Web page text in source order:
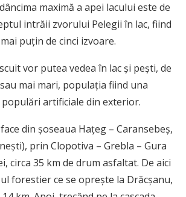
maximă a apei lacului este de
intrăii zvorului Pelegii în lac, fiind
puțin de cinci izvoare.
vor putea vedea în lac și pești, de
mai mari, populația fiind una
artificiale din exterior.
din șoseaua Hațeg – Caransebeș,
prin Clopotiva – Grebla – Gura
circa 35 km de drum asfaltat. De aici
forestier ce se oprește la Drăcșanu,